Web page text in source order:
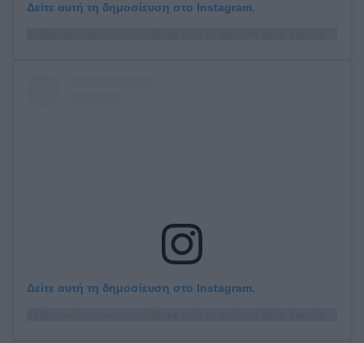
Δείτε αυτή τη δημοσίευση στο Instagram.
Δείτε αυτή τη δημοσίευση στο Instagram.